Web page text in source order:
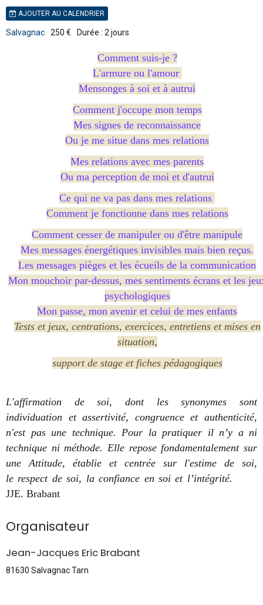
AJOUTER AU CALENDRIER
Salvagnac 250 € Durée : 2 jours
Comment suis-je ?
L'armure ou l'amour
Mensonges à soi et à autrui
Comment j'occupe mon temps
Mes signes de reconnaissance
Ou je me situe dans mes relations
Mes relations avec mes parents
Ou ma perception de moi et d'autrui
Ce qui ne va pas dans mes relations
Comment je fonctionne dans mes relations
Comment cesser de manipuler ou d'être manipule
Mes messages énergétiques invisibles mais bien reçus.
Les messages pièges et les écueils de la communication
Mon mouchoir par-dessus, mes sentiments écrans et les
psychologiques
Mon passe, mon avenir et celui de mes enfants
Tests et jeux, centrations, exercices, entretiens et mises en
situation,
support de stage et fiches pédagogiques
L'affirmation de soi, dont les synonymes sont
individuation et assertivité, congruence et authenticité,
n'est pas une technique. Pour la pratiquer il n’y a ni
technique ni méthode. Elle repose fondamentalement sur
une Attitude, établie et centrée sur l'estime de soi,
le respect de soi, la confiance en soi et l’intégrité.
JJE. Brabant
Organisateur
Jean-Jacques Eric Brabant
81630 Salvagnac Tarn